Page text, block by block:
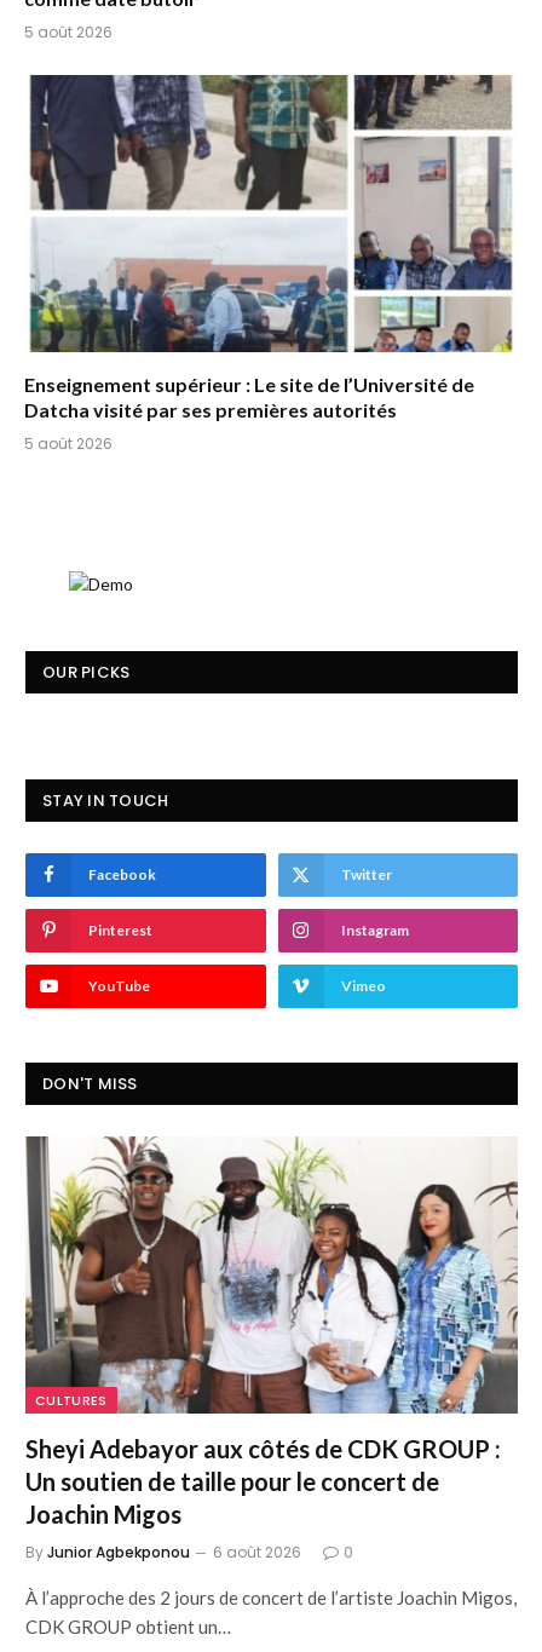
5 août 2026
Enseignement supérieur : Le site de l’Université de
Datcha visité par ses premières autorités
5 août 2026
OUR PICKS
STAY IN TOUCH
Facebook Twitter
Pinterest Instagram
YouTube Vimeo
DON'T MISS
CULTURES
Sheyi Adebayor aux côtés de CDK GROUP :
Un soutien de taille pour le concert de
Joachin Migos
ByJunior Agbekponou 6 août 2026 0
À l’approche des 2 jours de concert de l’artiste Joachin Migos,
CDK GROUP obtient un…